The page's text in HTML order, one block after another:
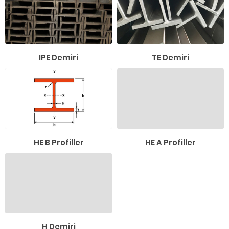
IPE Demiri TE Demiri
HE B Profiller HE A Profiller